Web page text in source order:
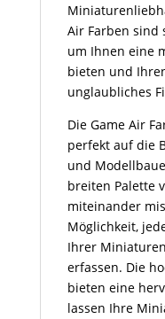
Air Farben sind
um Ihnen eine
bieten und
unglaubliches
Die Game Air
perfekt auf die
und
breiten Palette
miteinander
Möglichkeit,
Ihrer
erfassen. Die
bieten eine
lassen Ihre